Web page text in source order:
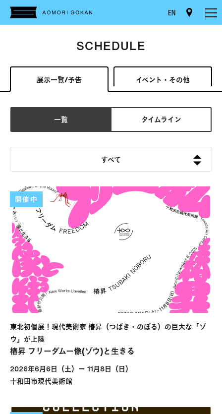
EN
SCHEDULE
展示一覧/予告 イベント・その他
一覧 タイムライン
すべて
開催中
東北初個展！現代美術家 椿昇（つばき・のぼる）の巨大な「ゾ
ウ」が上陸
椿昇 フリーダムー像(ゾウ)と生きる
2026年6月6日（土）－ 11月8日（日）
十和田市現代美術館